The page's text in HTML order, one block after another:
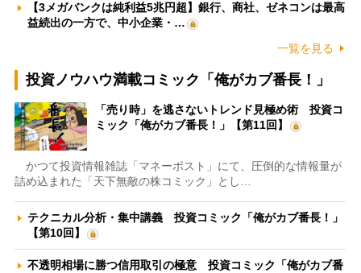
【3メガバンクは純利益5兆円超】銀行、商社、ゼネコンは最高
益続出の一方で、中小企業・…
一覧を見る
投資ノウハウ満載コミック「俺がカブ番長！」
「売り時」を逃さないトレンド見極め術 投資コ
ミック「俺がカブ番長！」【第11回】
かつて投資情報雑誌「マネーポスト」にて、圧倒的な情報量が
詰め込まれた「天下無敵の株コミック」とし…
テクニカル分析・集中講義 投資コミック「俺がカブ番長！」
【第10回】
不透明相場に勝つ信用取引の極意 投資コミック「俺がカブ番